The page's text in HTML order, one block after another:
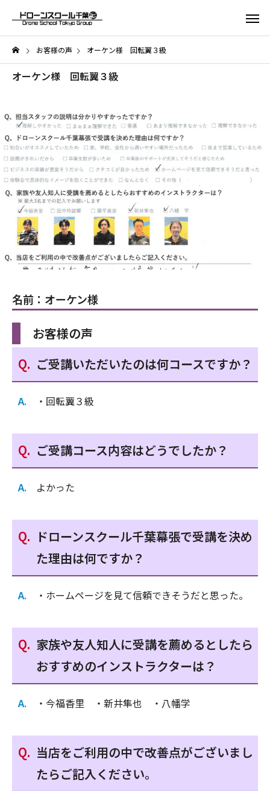
お客様の声 オーケン様 回転翼３級
オーケン様 回転翼３級
名前：オーケン様
お客様の声
ご受講いただいたのは何コースですか？
・回転翼３級
ご受講コース内容はどうでしたか？
よかった
ドローンスクール千葉幕張で受講を決め
た理由は何ですか？
・ホームページを見て信頼できそうだと思った。
家族や友人知人に受講を薦めるとしたら
おすすめのインストラクターは？
・今福香里 ・新井隼也 ・八幡学
当店をご利用の中で改善点がございまし
たらご記入ください。